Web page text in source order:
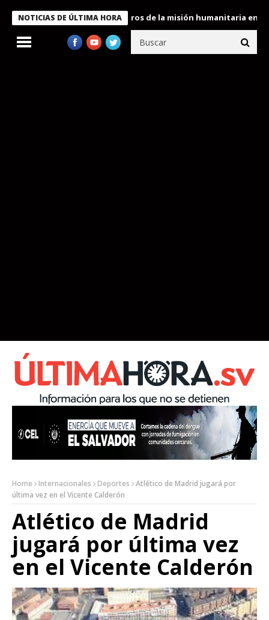
NOTICIAS DE ÚLTIMA HORA
condecora a miembros de la misión humanitaria enviada a
Home Internacionales Deportes
Atlético de Madrid jugará por
última vez en el Vicente Calderón
Atlético de Madrid
jugará por última vez
en el Vicente Calderón